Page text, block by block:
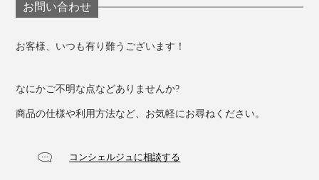
お問い合わせ
お客様、いつも有り難うございます！
なにかご不明な点などありませんか?
商品の仕様や利用方法など、お気軽にお尋ねください。
コンシェルジュに相談する